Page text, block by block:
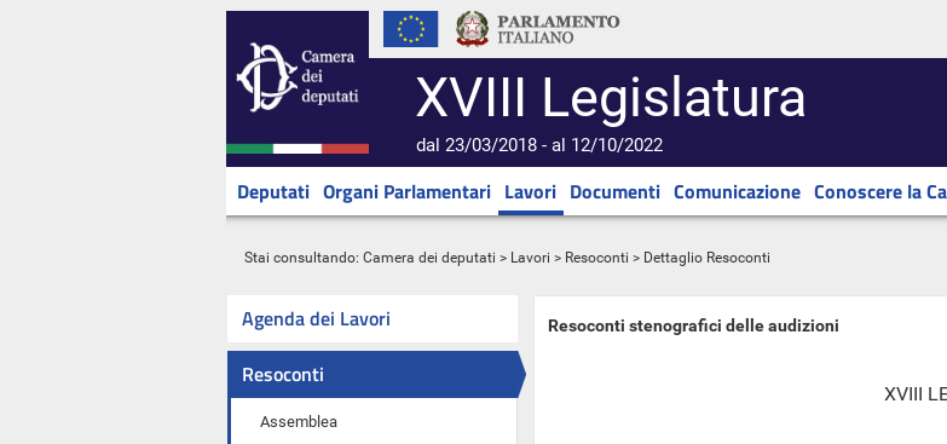
XVIII Legislatura
dal 23/03/2018 - al 12/10/2022
Deputati Organi Parlamentari Lavori Documenti Comunicazione Conoscere la
Stai consultando: Camera dei deputati > Lavori > Resoconti > Dettaglio Resoconti
Agenda dei Lavori
Resoconti
Assemblea
Resoconti stenografici delle audizioni
XVIII